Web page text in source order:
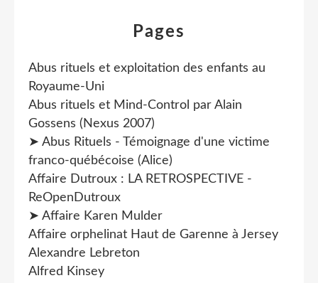
Pages
Abus rituels et exploitation des enfants au
Royaume-Uni
Abus rituels et Mind-Control par Alain
Gossens (Nexus 2007)
➤ Abus Rituels - Témoignage d'une victime
franco-québécoise (Alice)
Affaire Dutroux : LA RETROSPECTIVE -
ReOpenDutroux
➤ Affaire Karen Mulder
Affaire orphelinat Haut de Garenne à Jersey
Alexandre Lebreton
Alfred Kinsey